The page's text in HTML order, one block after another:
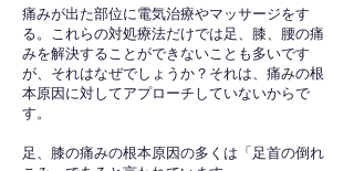
痛みが出た部位に電気治療やマッサージをす
る。これらの対処療法だけでは足、膝、腰の痛
みを解決することができないことも多いです
が、それはなぜでしょうか？それは、痛みの根
本原因に対してアプローチしていないからで
す。
足、膝の痛みの根本原因の多くは「足首の倒れ